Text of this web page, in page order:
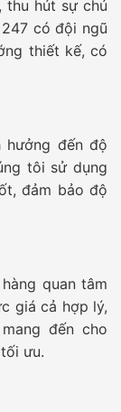
thu hút sự chú
có đội ngũ
thiết kế, có
hưởng đến độ
tôi sử dụng
đảm bảo độ
quan tâm
giá cả hợp lý,
đến cho
ưu.